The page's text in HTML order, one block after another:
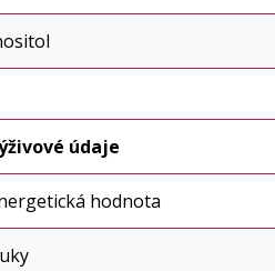
údaje
hodnota